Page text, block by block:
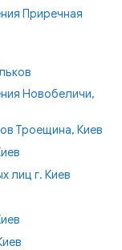
Приречная
Новобеличи,
Троещина, Киев
лиц г. Киев